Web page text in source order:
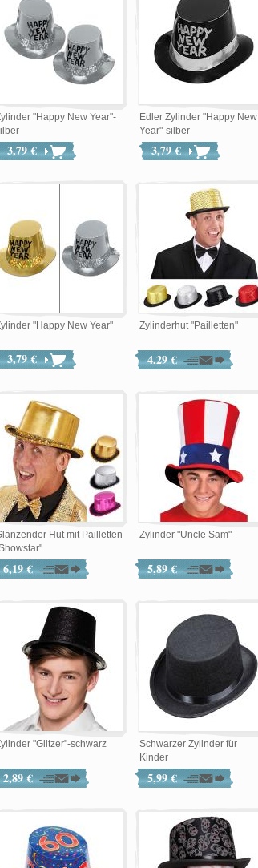
"Happy New Year"-
3,79 €
Edler Zylinder "Happy New
Year"-silber
3,79 €
"Happy New Year"
3,79 €
Zylinderhut "Pailletten"
4,29 €
Hut mit Pailletten
6,19 €
Zylinder "Uncle Sam"
5,89 €
"Glitzer"-schwarz
2,89 €
Schwarzer Zylinder für
Kinder
5,99 €